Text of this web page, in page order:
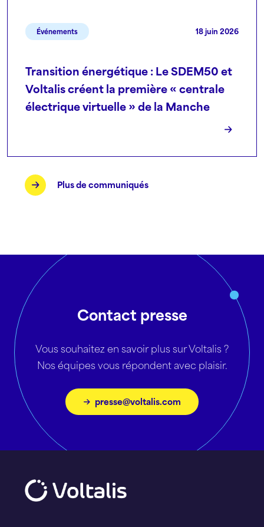
Événements 18 juin 2026
Transition énergétique : Le SDEM50 et
Voltalis créent la première « centrale
électrique virtuelle » de la Manche
Plus de communiqués
Contact presse
Vous souhaitez en savoir plus sur Voltalis ?
Nos équipes vous répondent avec plaisir.
presse@voltalis.com